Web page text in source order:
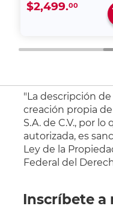
$2,499.00
"La descripción
creación propia
S.A. de C.V., por
autorizada, es
Ley de la
Federal del
Inscríbete